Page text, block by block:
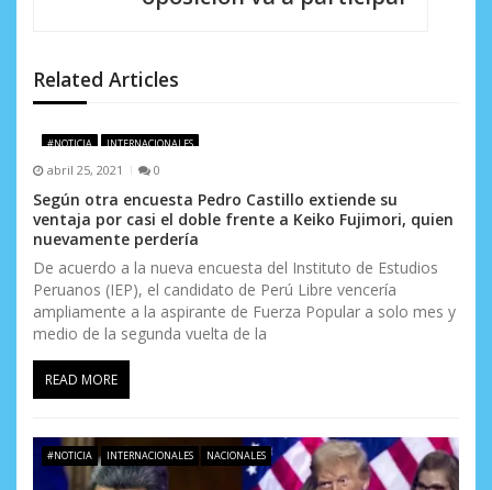
n
d
e
e
n
t
r
a
d
a
s
Related Articles
#NOTICIA INTERNACIONALES
abril 25, 2021 0
Según otra encuesta Pedro Castillo extiende su
ventaja por casi el doble frente a Keiko Fujimori, quien
nuevamente perdería
De acuerdo a la nueva encuesta del Instituto de Estudios
Peruanos (IEP), el candidato de Perú Libre vencería
ampliamente a la aspirante de Fuerza Popular a solo mes y
medio de la segunda vuelta de la
READ MORE
#NOTICIA INTERNACIONALES NACIONALES